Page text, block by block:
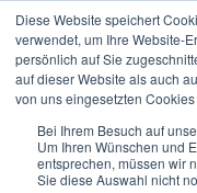
Diese Website speichert
verwendet, um Ihre Website-
persönlich auf Sie
auf dieser Website als auch
von uns eingesetzten
Bei Ihrem Besuch auf
Um Ihren Wünschen und
entsprechen, müssen wir
Sie diese Auswahl nicht
Connexion auportail
HSB-Blendivet
DogRep
DogRep